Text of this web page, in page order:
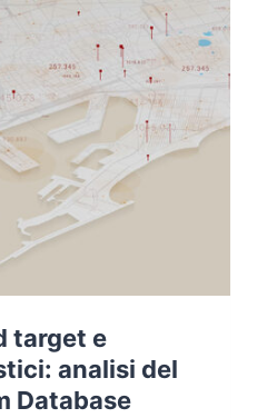
target e
analisi del
Database